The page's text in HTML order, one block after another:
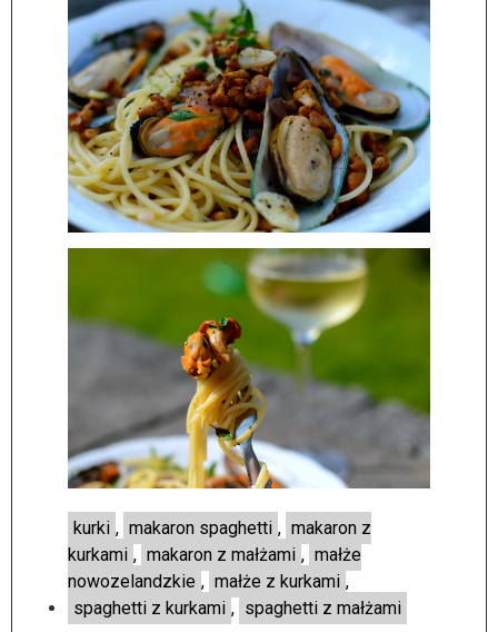
kurki , makaron spaghetti , makaron z
kurkami , makaron z małżami , małże
nowozelandzkie , małże z kurkami ,
spaghetti z kurkami , spaghetti z małżami